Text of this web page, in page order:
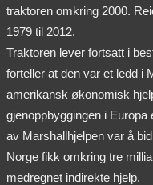
traktoren omkring 2000.
1979 til 2012.
Traktoren lever fortsatt i
forteller at den var et ledd i
amerikansk økonomisk
gjenoppbyggingen i
av Marshallhjelpen var å
Norge fikk omkring tre
medregnet indirekte hjelp.